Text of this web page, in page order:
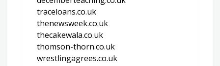
traceloans.co.uk
thenewsweek.co.uk
thecakewala.co.uk
thomson-thorn.co.uk
wrestlingagrees.co.uk